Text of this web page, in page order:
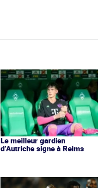
Le meilleur gardien
d’Autriche signe à Reims